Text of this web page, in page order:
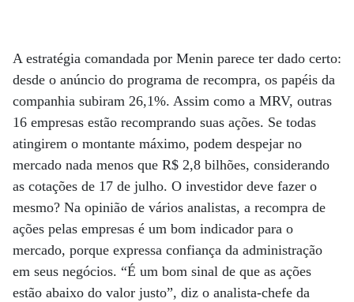
A estratégia comandada por Menin parece ter dado certo:
desde o anúncio do programa de recompra, os papéis da
companhia subiram 26,1%. Assim como a MRV, outras
16 empresas estão recomprando suas ações. Se todas
atingirem o montante máximo, podem despejar no
mercado nada menos que R$ 2,8 bilhões, considerando
as cotações de 17 de julho. O investidor deve fazer o
mesmo? Na opinião de vários analistas, a recompra de
ações pelas empresas é um bom indicador para o
mercado, porque expressa confiança da administração
em seus negócios. “É um bom sinal de que as ações
estão abaixo do valor justo”, diz o analista-chefe da